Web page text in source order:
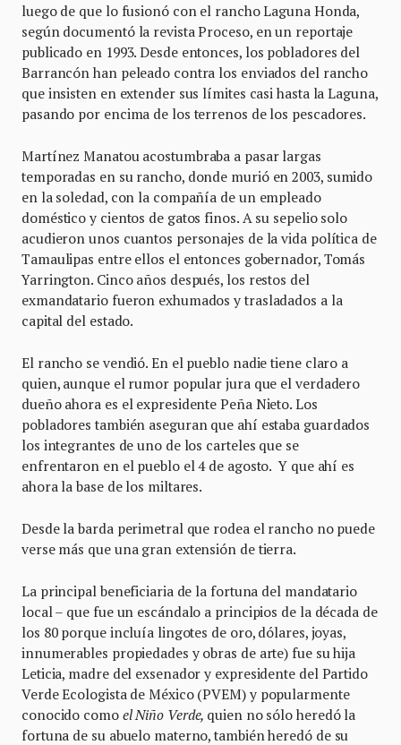
luego de que lo fusionó con el rancho Laguna Honda,
según documentó la revista Proceso, en un reportaje
publicado en 1993. Desde entonces, los pobladores del
Barrancón han peleado contra los enviados del rancho
que insisten en extender sus límites casi hasta la Laguna,
pasando por encima de los terrenos de los pescadores.
Martínez Manatou acostumbraba a pasar largas
temporadas en su rancho, donde murió en 2003, sumido
en la soledad, con la compañía de un empleado
doméstico y cientos de gatos finos. A su sepelio solo
acudieron unos cuantos personajes de la vida política de
Tamaulipas entre ellos el entonces gobernador, Tomás
Yarrington. Cinco años después, los restos del
exmandatario fueron exhumados y trasladados a la
capital del estado.
El rancho se vendió. En el pueblo nadie tiene claro a
quien, aunque el rumor popular jura que el verdadero
dueño ahora es el expresidente Peña Nieto. Los
pobladores también aseguran que ahí estaba guardados
los integrantes de uno de los carteles que se
enfrentaron en el pueblo el 4 de agosto. Y que ahí es
ahora la base de los miltares.
Desde la barda perimetral que rodea el rancho no puede
verse más que una gran extensión de tierra.
La principal beneficiaria de la fortuna del mandatario
local – que fue un escándalo a principios de la década de
los 80 porque incluía lingotes de oro, dólares, joyas,
innumerables propiedades y obras de arte) fue su hija
Leticia, madre del exsenador y expresidente del Partido
Verde Ecologista de México (PVEM) y popularmente
conocido como el Niño Verde, quien no sólo heredó la
fortuna de su abuelo materno, también heredó de su